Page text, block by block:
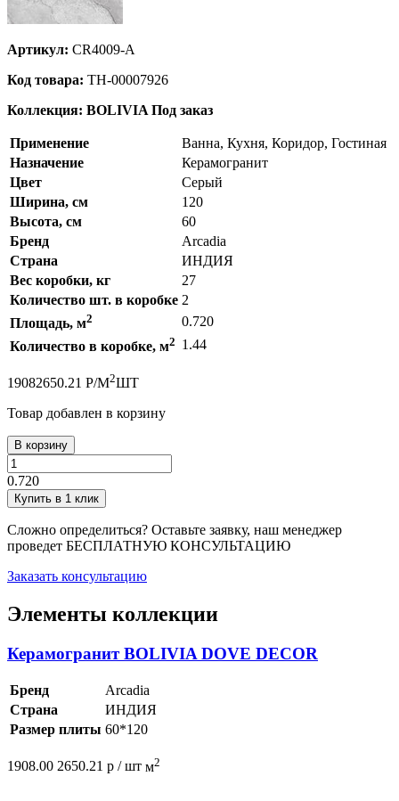
Артикул: CR4009-A
Код товара: ТН-00007926
Коллекция: BOLIVIA Под заказ
Применение
Ванна, Кухня, Коридор, Гостиная
Назначение
Керамогранит
Цвет
Серый
Ширина, см
120
Высота, см
60
Бренд
Arcadia
Страна
ИНДИЯ
Вес коробки, кг
27
Количество шт. в коробке 2
Площадь, м2
0.720
Количество в коробке, м2 1.44
19082650.21 Р/М2ШТ
Товар добавлен в корзину
В корзину
0.720
Купить в 1 клик
Сложно определиться? Оставьте заявку, наш менеджер
проведет БЕСПЛАТНУЮ КОНСУЛЬТАЦИЮ
Заказать консультацию
Элементы коллекции
Керамогранит BOLIVIA DOVE DECOR
Бренд
Arcadia
Страна
ИНДИЯ
Размер плиты 60*120
1908.00 2650.21 р / шт м2